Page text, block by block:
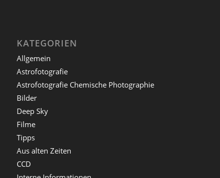
KATEGORIEN
Allgemein
Astrofotografie
Astrofotografie Chemische Photographie
Bilder
Deep Sky
Filme
Tipps
Aus alten Zeiten
CCD